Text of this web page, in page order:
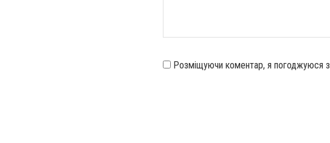
Розміщуючи коментар, я погоджуюся з